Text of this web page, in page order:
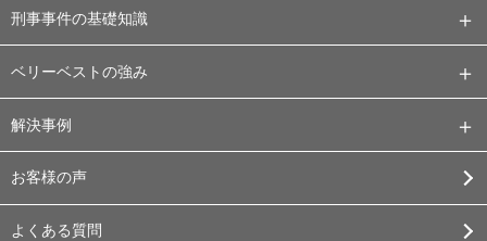
刑事事件の基礎知識
ベリーベストの強み
解決事例
お客様の声
よくある質問